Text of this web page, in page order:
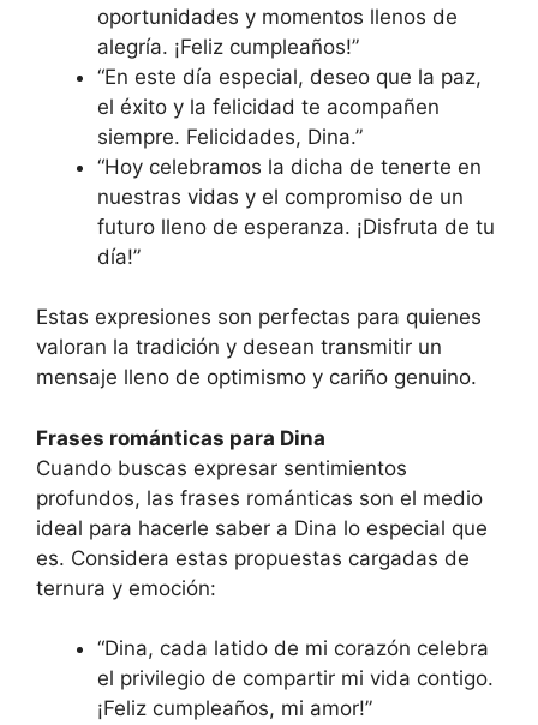
oportunidades y momentos llenos de
alegría. ¡Feliz cumpleaños!”
“En este día especial, deseo que la paz,
el éxito y la felicidad te acompañen
siempre. Felicidades, Dina.”
“Hoy celebramos la dicha de tenerte en
nuestras vidas y el compromiso de un
futuro lleno de esperanza. ¡Disfruta de tu
día!”
Estas expresiones son perfectas para quienes
valoran la tradición y desean transmitir un
mensaje lleno de optimismo y cariño genuino.
Frases románticas para Dina
Cuando buscas expresar sentimientos
profundos, las frases románticas son el medio
ideal para hacerle saber a Dina lo especial que
es. Considera estas propuestas cargadas de
ternura y emoción:
“Dina, cada latido de mi corazón celebra
el privilegio de compartir mi vida contigo.
¡Feliz cumpleaños, mi amor!”